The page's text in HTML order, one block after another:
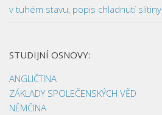
v tuhém stavu, popis chladnutí slitiny
STUDIJNÍ OSNOVY:
ANGLIČTINA
ZÁKLADY SPOLEČENSKÝCH VĚD
NĚMČINA